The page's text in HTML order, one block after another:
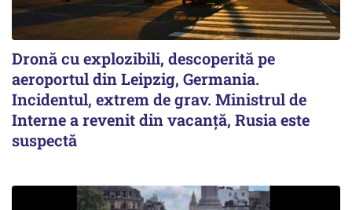
Dronă cu explozibili, descoperită pe
aeroportul din Leipzig, Germania.
Incidentul, extrem de grav. Ministrul de
Interne a revenit din vacanță, Rusia este
suspectă